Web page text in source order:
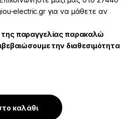
electric.gr για να μάθετε αν
παραγγελίας παρακαλώ
την διαθεσιμότητα
καλάθι